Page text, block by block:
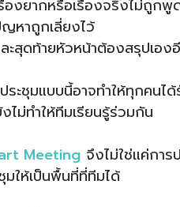
องยากหรือเรื่องจริงไม่ถูกพู
หาถูกเลี่ยงไว้
ะสุดท้ายหัวหน้าต้องสรุปเอง
ระชุมแบบนี้อาจทำให้ทุกคนไ
ไม่ทำให้ทีมเรียนรู้ร่วมกัน
Meeting จึงไม่ใช่แค่กา
มให้เป็นพื้นที่ที่ทีมได้